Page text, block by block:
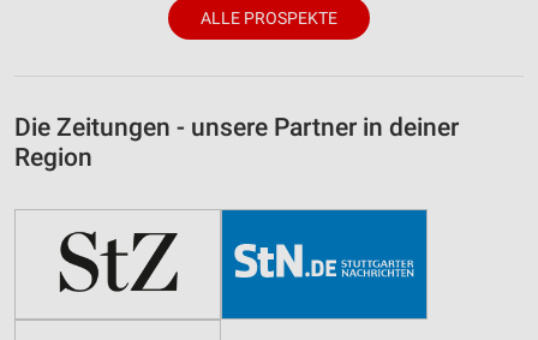
ALLE PROSPEKTE
Die Zeitungen - unsere Partner in deiner
Region